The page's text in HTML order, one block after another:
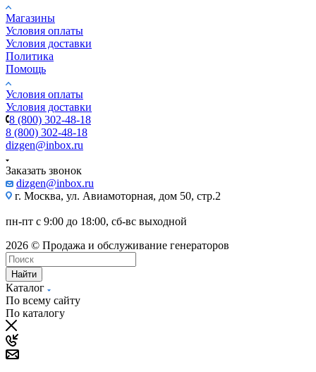
Магазины
Условия оплаты
Условия доставки
Политика
Помощь
Условия оплаты
Условия доставки
8 (800) 302-48-18
8 (800) 302-48-18
dizgen@inbox.ru
Заказать звонок
dizgen@inbox.ru
г. Москва, ул. Авиамоторная, дом 50, стр.2
пн-пт с 9:00 до 18:00, сб-вс выходной
2026 © Продажа и обслуживание генераторов
Найти
Каталог
По всему сайту
По каталогу